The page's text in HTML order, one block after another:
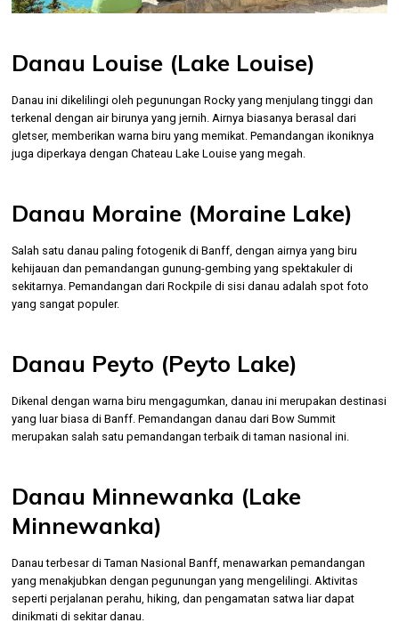
Danau Louise (Lake Louise)
Danau ini dikelilingi oleh pegunungan Rocky yang menjulang tinggi dan
terkenal dengan air birunya yang jernih. Airnya biasanya berasal dari
gletser, memberikan warna biru yang memikat. Pemandangan ikoniknya
juga diperkaya dengan Chateau Lake Louise yang megah.
Danau Moraine (Moraine Lake)
Salah satu danau paling fotogenik di Banff, dengan airnya yang biru
kehijauan dan pemandangan gunung-gembing yang spektakuler di
sekitarnya. Pemandangan dari Rockpile di sisi danau adalah spot foto
yang sangat populer.
Danau Peyto (Peyto Lake)
Dikenal dengan warna biru mengagumkan, danau ini merupakan destinasi
yang luar biasa di Banff. Pemandangan danau dari Bow Summit
merupakan salah satu pemandangan terbaik di taman nasional ini.
Danau Minnewanka (Lake
Minnewanka)
Danau terbesar di Taman Nasional Banff, menawarkan pemandangan
yang menakjubkan dengan pegunungan yang mengelilingi. Aktivitas
seperti perjalanan perahu, hiking, dan pengamatan satwa liar dapat
dinikmati di sekitar danau.